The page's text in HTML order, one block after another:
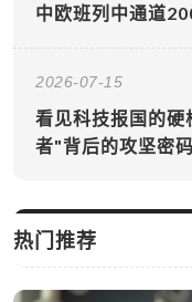
中欧班列中通道
2026-07-15
看见科技报国的
者"背后的攻坚密码
热门推荐